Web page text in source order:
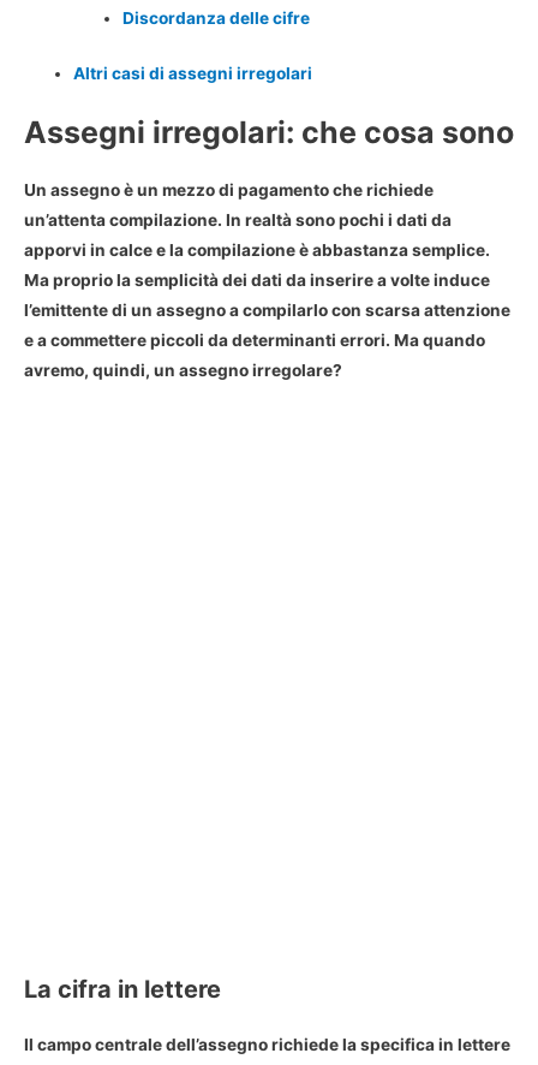
Discordanza delle cifre
Altri casi di assegni irregolari
Assegni irregolari: che cosa sono
Un assegnoè un mezzo di pagamento che richiede
un’attenta compilazione. In realtà sono pochi i dati da
apporvi in calce e la compilazione è abbastanza semplice.
Ma proprio la semplicità dei dati da inserire a volte induce
l’emittente di un assegno a compilarlo con scarsa attenzione
e a commettere piccoli da determinanti errori. Ma quando
avremo, quindi, un assegno irregolare?
La cifra in lettere
Il campo centrale dell’assegno richiede la specifica in lettere